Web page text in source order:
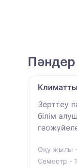
Пәндер
Зерттеу
білім
Оқу жылы
Семестр - 1